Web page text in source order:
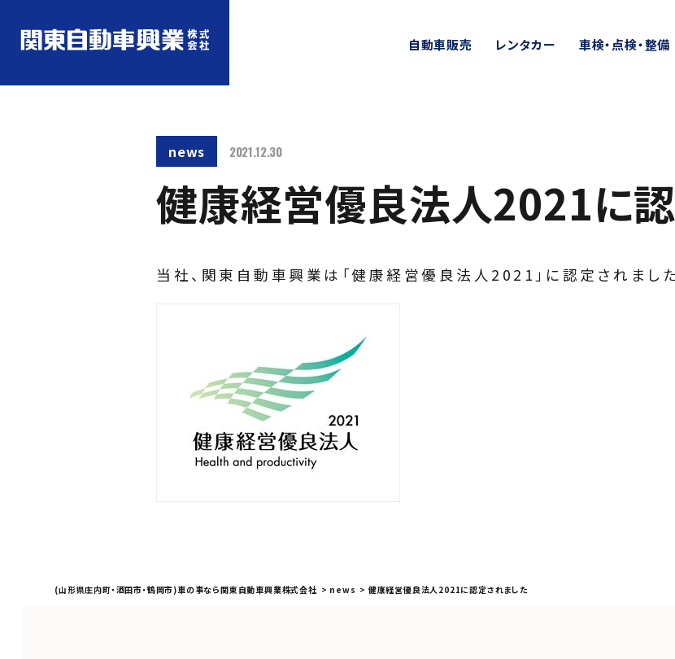
自動車販売 レンタカー 車検・点検・整備
news 2021.12.30
健康経営優良法人2021に
当社、関東自動車興業は「健康経営優良法人2021」に認定されました
(山形県庄内町・酒田市・鶴岡市)車の事なら関東自動車興業株式会社 > news > 健康経営優良法人2021に認定されました